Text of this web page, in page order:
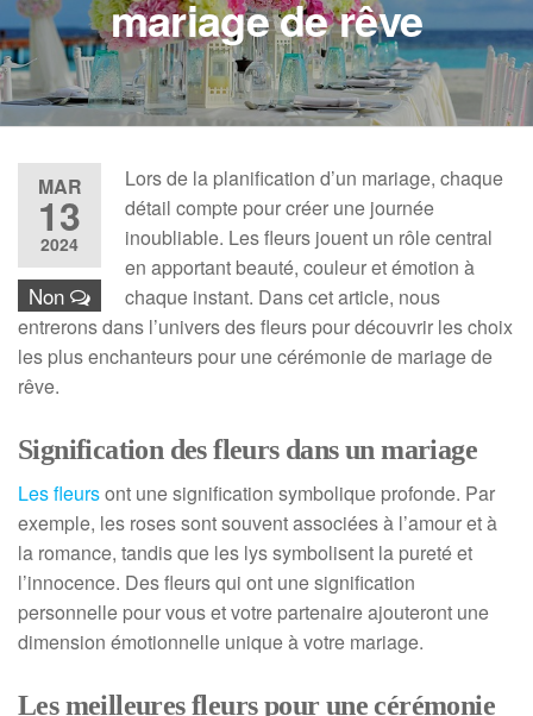
mariage de rêve
MAR
13
2024
Non
Lors de la planification d’un mariage, chaque
détail compte pour créer une journée
inoubliable. Les fleurs jouent un rôle central
en apportant beauté, couleur et émotion à
chaque instant. Dans cet article, nous
entrerons dans l’univers des fleurs pour découvrir les choix
les plus enchanteurs pour une cérémonie de mariage de
rêve.
Signification des fleurs dans un mariage
Les fleursont une signification symbolique profonde. Par
exemple, les roses sont souvent associées à l’amour et à
la romance, tandis que les lys symbolisent la pureté et
l’innocence. Des fleurs qui ont une signification
personnelle pour vous et votre partenaire ajouteront une
dimension émotionnelle unique à votre mariage.
Les meilleures fleurs pour une cérémonie